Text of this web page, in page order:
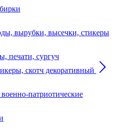
вырубки, высечки, стикеры
печати, сургуч
скотч декоративный
патриотические